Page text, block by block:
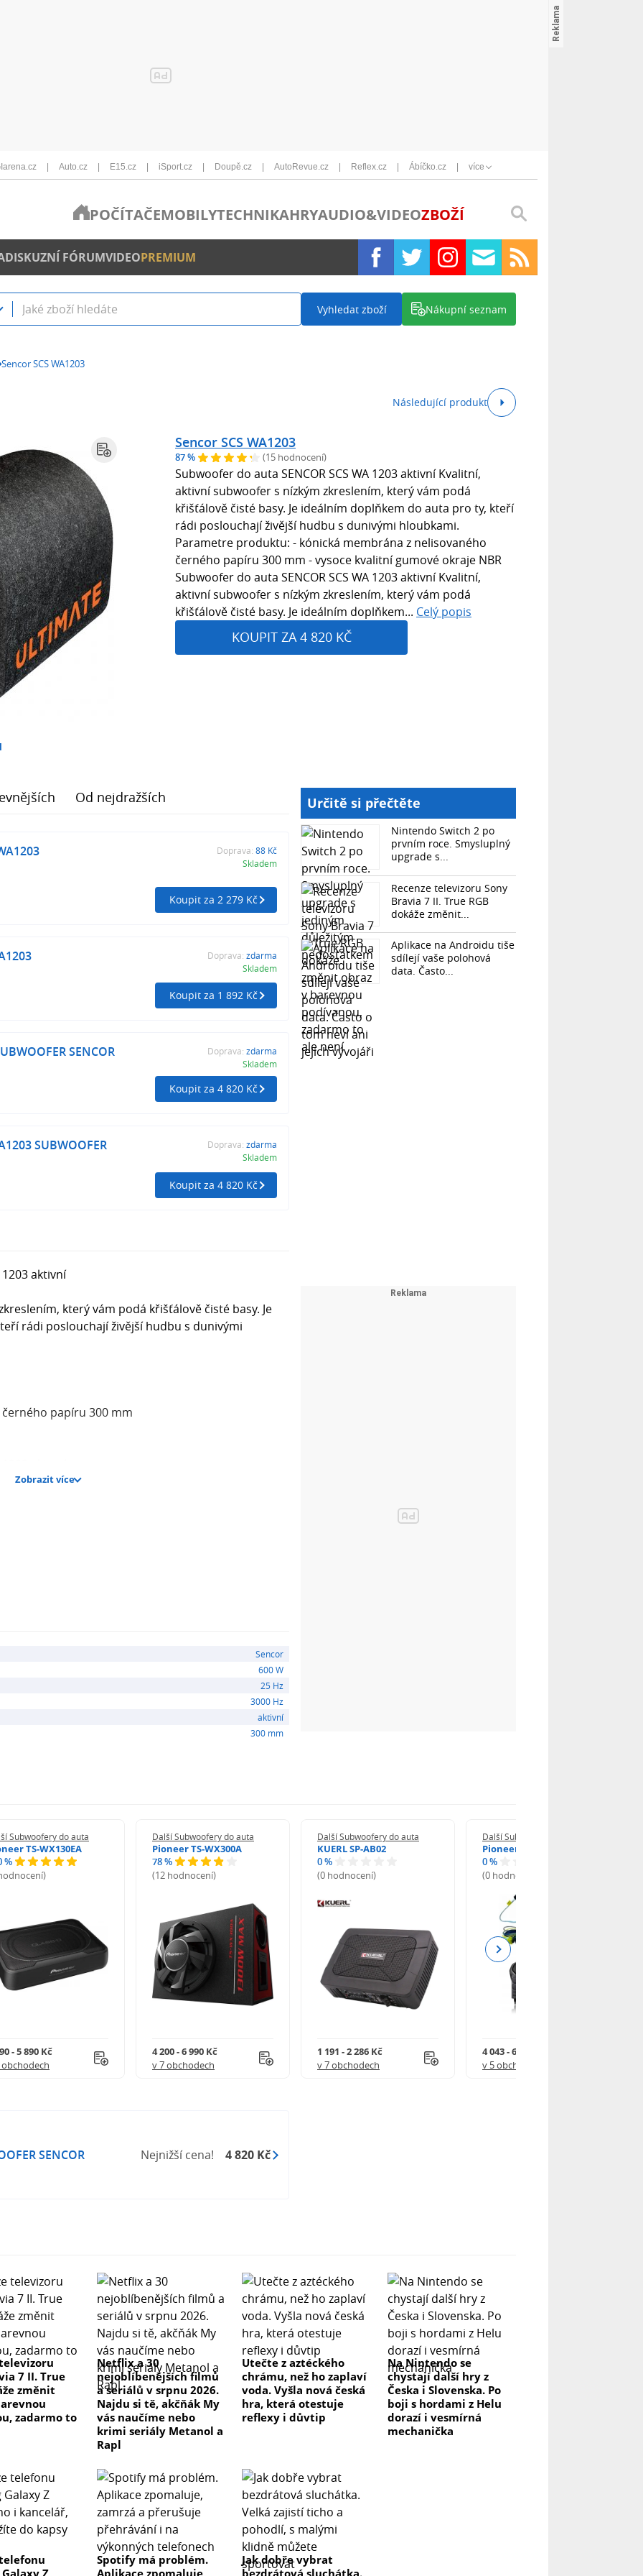
Auto.cz E15.cz iSport.cz Doupě.cz AutoRevue.cz Reflex.cz Ábíčko.cz více
POČÍTAČEMOBILYTECHNIKAHRYAUDIO&VIDEOZBOŽÍ
DISKUZNÍ FÓRUMVIDEOPREMIUM
Vyhledat zboží Nákupní seznam
Sencor SCS WA1203
Následující produkt
Sencor SCS WA1203
87 % (15 hodnocení)
Subwoofer do auta SENCOR SCS WA 1203 aktivní Kvalitní,
aktivní subwoofer s nízkým zkreslením, který vám podá
křišťálově čisté basy. Je ideálním doplňkem do auta pro ty, kteří
rádi poslouchají živější hudbu s dunivými hloubkami.
Parametre produktu: - kónická membrána z nelisovaného
černého papíru 300 mm - vysoce kvalitní gumové okraje NBR
Subwoofer do auta SENCOR SCS WA 1203 aktivní Kvalitní,
aktivní subwoofer s nízkým zkreslením, který vám podá
křišťálově čisté basy. Je ideálním doplňkem... Celý popis
KOUPIT ZA 4 820 KČ
Od nejdražších
Doprava: 88 Kč
Skladem
Koupit za 2 279 Kč
Doprava: zdarma
Skladem
Koupit za 1 892 Kč
SENCOR Doprava: zdarma
Skladem
Koupit za 4 820 Kč
SUBWOOFER
Doprava: zdarma
Skladem
Koupit za 4 820 Kč
1203 aktivní
který vám podá křišťálově čisté basy. Je
rádi poslouchají živější hudbu s dunivými
papíru 300 mm
rádi poslouchají živější hudbu s dunivými
1,0 dB
Zobrazit více
Sencor
600 W
25 Hz
3000 Hz
aktivní
300 mm
Určitě si přečtěte
Nintendo Switch 2 po
prvním roce. Smysluplný
upgrade s...
Recenze televizoru Sony
Bravia 7 II. True RGB
dokáže změnit...
Aplikace na Androidu tiše
sdílejí vaše polohová
data. Často...
Subwoofery do auta
TS-WX130EA
%
- 5 890 Kč
obchodech
Další Subwoofery do auta
Pioneer TS-WX300A
78 %
(12 hodnocení)
4 200 - 6 990 Kč
v 7 obchodech
Další Subwoofery do auta
KUERL SP-AB02
0 %
(0 hodnocení)
1 191 - 2 286 Kč
v 7 obchodech
Další Subwoofery do auta
Pioneer TS-WX140DA
0 %
(0 hodnocení)
4 043 - 6 590 Kč
v 5 obchodech
Next
SENCOR Nejnižší cena! 4 820 Kč
7 II. True
změnit
zadarmo to
Netflix a 30
nejoblíbenějších filmů
a seriálů v srpnu 2026.
Najdu si tě, akčňák My
vás naučíme nebo
krimi seriály Metanol a
Rapl
Utečte z aztéckého
chrámu, než ho zaplaví
voda. Vyšla nová česká
hra, která otestuje
reflexy i důvtip
Na Nintendo se
chystají další hry z
Česka i Slovenska. Po
boji s hordami z Helu
dorazí i vesmírná
mechanička
Z
Spotify má problém.
Aplikace zpomaluje,
Jak dobře vybrat
bezdrátová sluchátka.